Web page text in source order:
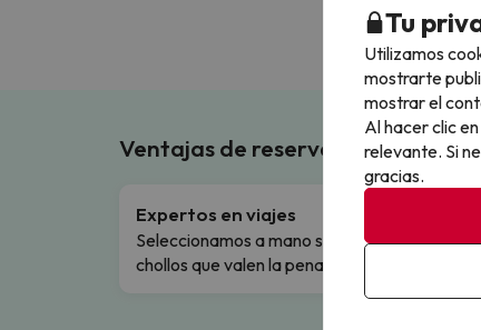
Ventajas de reservar en
Expertos en viajes
Seleccionamos a mano solo los
chollos que valen la pena.
Tu
Utilizamos
mostrarte
mostrar el
Al hacer clic
relevante. Si
gracias.